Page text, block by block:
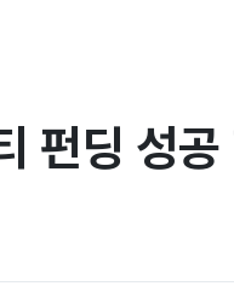
펀딩 성공